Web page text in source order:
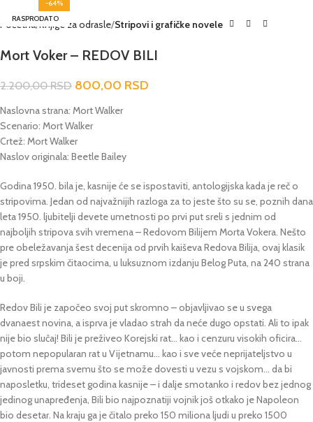
-64%
RASPRODATO
Početna Knjige za odrasle Stripovi i grafičke novele
Mort Voker – REDOV BILI
2.200,00RSD 800,00 RSD
Naslovna strana: Mort Walker
Scenario: Mort Walker
Crtež: Mort Walker
Naslov originala: Beetle Bailey
Godina 1950. bila je, kasnije će se ispostaviti, antologijska kada je reč o
stripovima. Jedan od najvažnijih razloga za to jeste što su se, poznih dana
leta 1950. ljubitelji devete umetnosti po prvi put sreli s jednim od
najboljih stripova svih vremena – Redovom Bilijem Morta Vokera. Nešto
pre obeležavanja šest decenija od prvih kaiševa Redova Bilija, ovaj klasik
je pred srpskim čitaocima, u luksuznom izdanju Belog Puta, na 240 strana
u boji.
Redov Bili je započeo svoj put skromno – objavljivao se u svega
dvanaest novina, a isprva je vladao strah da neće dugo opstati. Ali to ipak
nije bio slučaj! Bili je preživeo Korejski rat… kao i cenzuru visokih oficira…
potom nepopularan rat u Vijetnamu… kao i sve veće neprijateljstvo u
javnosti prema svemu što se može dovesti u vezu s vojskom… da bi
naposletku, trideset godina kasnije – i dalje smotanko i redov bez jednog
jedinog unapređenja, Bili bio najpoznatiji vojnik još otkako je Napoleon
bio desetar. Na kraju ga je čitalo preko 150 miliona ljudi u preko 1500